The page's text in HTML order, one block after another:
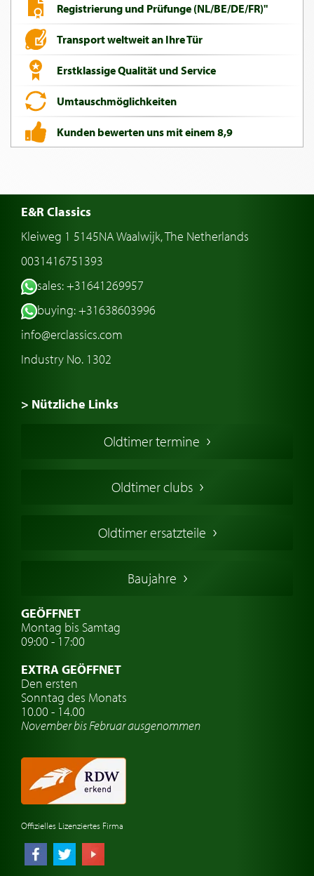
Registrierung und Prüfunge (NL/BE/DE/FR)"
Transport weltweit an Ihre Tür
Erstklassige Qualität und Service
Umtauschmöglichkeiten
Kunden bewerten uns mit einem 8,9
E&R Classics
Kleiweg 1 5145NA Waalwijk, The Netherlands
0031416751393
sales: +31641269957
buying: +31638603996
info@erclassics.com
Industry No. 1302
> Nützliche Links
Oldtimers in Europa
Englische Oldtimer
Deutsche Oldtimer
Schwedische Oldtimer
Oldtimer mit h-kennzeichen
Auto Oldtimer Markt
Oldtimer-Versicherung
Oldtimer-Clubs
Oldtimer-Reisen
Automarken uhren
Oldtimer termine
Oldtimer clubs
Oldtimer ersatzteile
Baujahre
GEÖFFNET
Montag bis Samtag
09:00 - 17:00
EXTRA GEÖFFNET
Den ersten
Sonntag des Monats
10.00 - 14.00
November bis Februar ausgenommen
Offizielles Lizenziertes Firma